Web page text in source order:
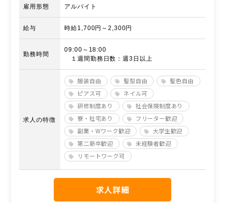
雇用形態 アルバイト
給与 時給1,700円～2,300円
勤務時間
09:00～18:00
１週間勤務日数：週3日以上
求人の特徴
服装自由 髪型自由
髪色自由
ピアス可
ネイル可
研修制度あり
社会保険制度あり
寮・社宅あり
フリーター歓迎
副業・Wワーク歓迎
大学生歓迎
第二新卒歓迎
未経験者歓迎
リモートワーク可
求人詳細